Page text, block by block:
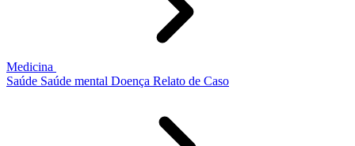
Medicina
Saúde Saúde mental Doença Relato de Caso